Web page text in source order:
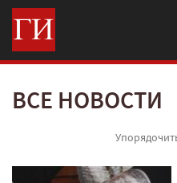
ВСЕ НОВОСТИ